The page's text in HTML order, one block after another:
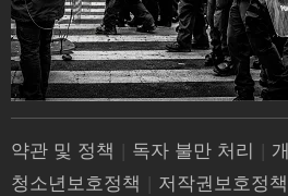
약관 및 정책 | 독자 불만 처리 |
청소년보호정책 | 저작권보호정책